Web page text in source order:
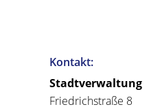
Kontakt:
Stadtverwaltung
Friedrichstraße 8